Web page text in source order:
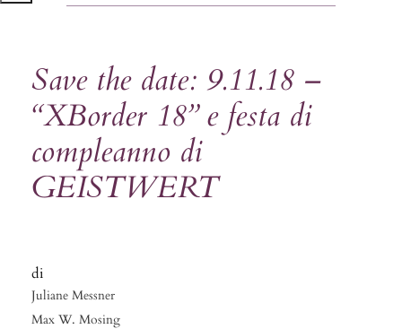
Save the date: 9.11.18 –
“XBorder 18” e festa di
compleanno di
GEISTWERT
Juliane Messner
Max W. Mosing